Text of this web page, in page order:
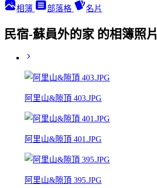
相簿 部落格 名片
民宿-蘇員外的家 的相簿照片
阿里山&隙頂 403.JPG
阿里山&隙頂 401.JPG
阿里山&隙頂 395.JPG